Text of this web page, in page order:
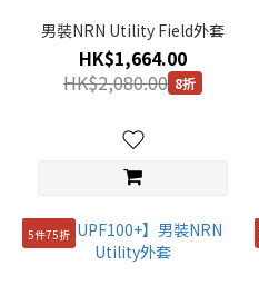
男裝NRN Utility Field外套
HK$1,664.00
HK$2,080.00 8折
5件75折